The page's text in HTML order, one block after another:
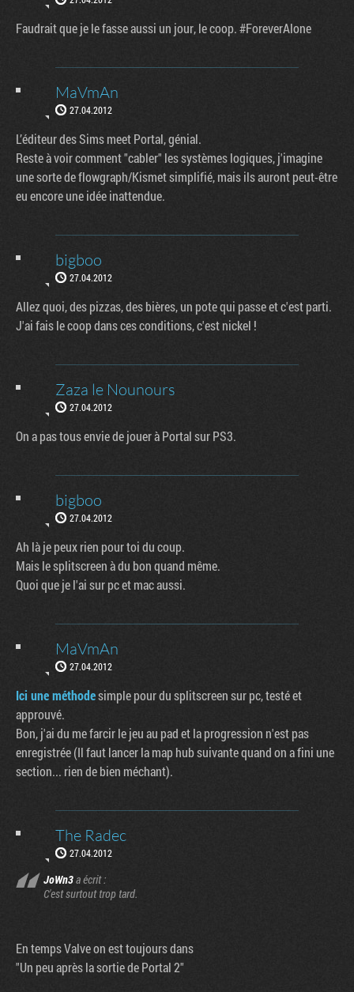
Faudrait que je le fasse aussi un jour, le coop. #ForeverAlone
MaVmAn
27.04.2012
L’éditeur des Sims meet Portal, génial.
Reste à voir comment "cabler" les systèmes logiques, j'imagine
une sorte de flowgraph/Kismet simplifié, mais ils auront peut-être
eu encore une idée inattendue.
bigboo
27.04.2012
Allez quoi, des pizzas, des bières, un pote qui passe et c'est parti.
J'ai fais le coop dans ces conditions, c'est nickel !
Zaza le Nounours
27.04.2012
On a pas tous envie de jouer à Portal sur PS3.
bigboo
27.04.2012
Ah là je peux rien pour toi du coup.
Mais le splitscreen à du bon quand même.
Quoi que je l'ai sur pc et mac aussi.
MaVmAn
27.04.2012
Ici une méthodesimple pour du splitscreen sur pc, testé et
approuvé.
Bon, j'ai du me farcir le jeu au pad et la progression n'est pas
enregistrée (Il faut lancer la map hub suivante quand on a fini une
section... rien de bien méchant).
The Radec
27.04.2012
JoWn3a écrit :
C'est surtout trop tard.
En temps Valve on est toujours dans
"Un peu après la sortie de Portal 2"